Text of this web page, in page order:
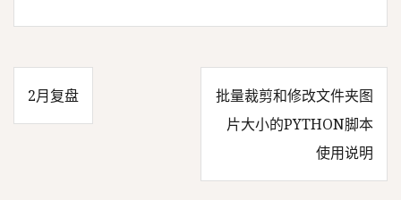
文
2月复盘
批量裁剪和修改文件夹图
片大小的PYTHON脚本
使用说明